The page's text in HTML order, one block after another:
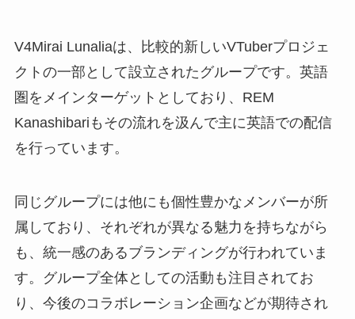
V4Mirai Lunaliaは、比較的新しいVTuberプロジェ
クトの一部として設立されたグループです。英語
圏をメインターゲットとしており、REM
Kanashibariもその流れを汲んで主に英語での配信
を行っています。
同じグループには他にも個性豊かなメンバーが所
属しており、それぞれが異なる魅力を持ちながら
も、統一感のあるブランディングが行われていま
す。グループ全体としての活動も注目されてお
り、今後のコラボレーション企画などが期待され